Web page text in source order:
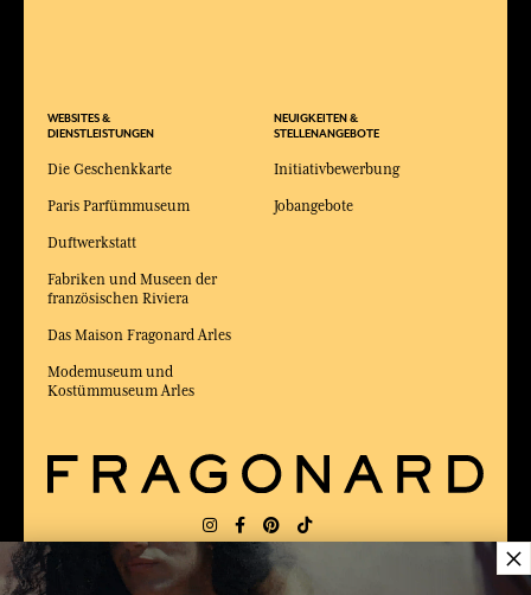
WEBSITES &
DIENSTLEISTUNGEN
Die Geschenkkarte
Paris Parfümmuseum
Duftwerkstatt
Fabriken und Museen der
französischen Riviera
Das Maison Fragonard Arles
Modemuseum und
Kostümmuseum Arles
NEUIGKEITEN &
STELLENANGEBOTE
Initiativbewerbung
Jobangebote
×